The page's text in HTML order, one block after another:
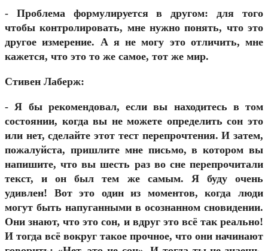
- Проблема формулируется в другом: для того
чтобы контролировать, мне нужно понять, что это
другое измерение. А я не могу это отличить, мне
кажется, что это то же самое, тот же мир.
Стивен Лаберж:
- Я бы рекомендовал, если вы находитесь в том
состоянии, когда вы не можете определить сон это
или нет, сделайте этот тест перепрочтения. И затем,
пожалуйста, пришлите мне письмо, в котором вы
напишите, что вы шесть раз во сне перепрочитали
текст, и он был тем же самым. Я буду очень
удивлен! Вот это один из моментов, когда люди
могут быть напуганными в осознанном сновидении.
Они знают, что это сон, и вдруг это всё так реально!
И тогда всё вокруг такое прочное, что они начинают